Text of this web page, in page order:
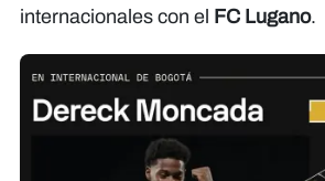
internacionales con el
FC Lugano.